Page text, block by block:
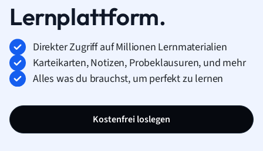
Lernplattform.
Direkter Zugriff auf Millionen Lernmaterialien
Karteikarten, Notizen, Probeklausuren, und mehr
Alles was du brauchst, um perfekt zu lernen
Kostenfrei loslegen